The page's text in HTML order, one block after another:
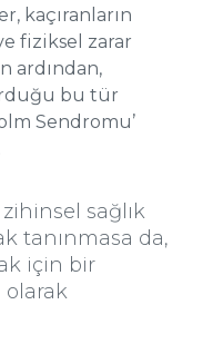
kaçıranların
fiziksel zarar
ardından,
bu tür
Sendromu’
sağlık
tanınmasa da,
için bir
olarak